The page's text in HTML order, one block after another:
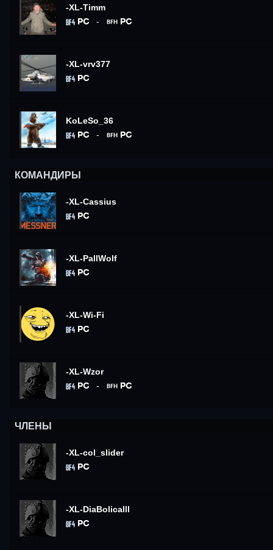
-XL-Timm
-
-XL-vrv377
KoLeSo_36
-
КОМАНДИРЫ
-XL-Cassius
-XL-PallWolf
-XL-Wi-Fi
-XL-Wzor
-
ЧЛЕНЫ
-XL-col_slider
-XL-DiaBolicalll